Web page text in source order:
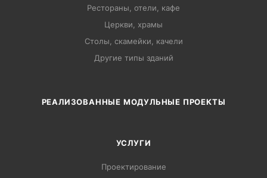
Рестораны, отели, кафе
Церкви, храмы
Столы, скамейки, качели
Другие типы зданий
РЕАЛИЗОВАННЫЕ МОДУЛЬНЫЕ ПРОЕКТЫ
УСЛУГИ
Проектирование